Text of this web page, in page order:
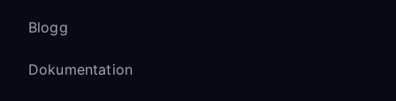
Blogg
Dokumentation